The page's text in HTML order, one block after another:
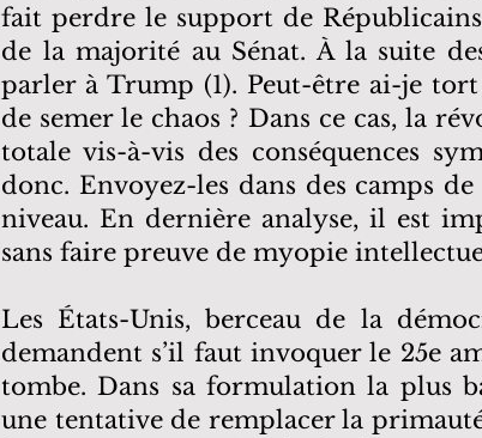
fait perdre le support de
de la majorité au Sénat. À la suite
parler à Trump (1). Peut-être ai-je
de semer le chaos ? Dans ce cas, la
totale vis-à-vis des conséquences
donc. Envoyez-les dans des camps
niveau. En dernière analyse, il est
sans faire preuve de myopie
Les États-Unis, berceau de la
demandent s’il faut invoquer le 25e
tombe. Dans sa formulation la plus
une tentative de remplacer la